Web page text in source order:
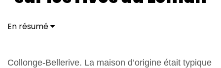
En résumé
Collonge-Bellerive. La maison d’origine était typique